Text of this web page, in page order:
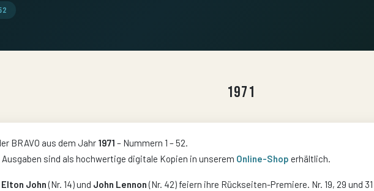
1971
BRAVO aus dem Jahr 1971 – Nummern 1 – 52.
sind als hochwertige digitale Kopien in unserem Online-Shop erhältlich.
Elton John(Nr. 14) und John Lennon(Nr. 42) feiern ihre Rückseiten-Premiere. Nr. 19, 29 und